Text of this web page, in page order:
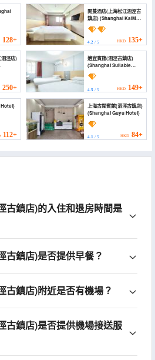
128+
開蔓酒店(上海松江泗涇古
鎮店) (Shanghai KaiMan
Hotel)
4.2/ 5 HKD 135+
涇店)
250+
適宜賓館(泗涇古鎮店)
(Shanghai Suitable
Hotel)
4.5/ 5 HKD 149+
Hotel)
112+
上海古閩賓館(泗涇古鎮店)
(Shanghai Guyu Hotel)
4.1/ 5 HKD 84+
古鎮店)的入住和退房時間是
古鎮店)是否提供早餐？
古鎮店)附近是否有機場？
古鎮店)是否提供機場接送服